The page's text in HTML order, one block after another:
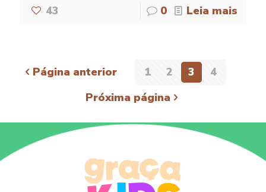
43 0 Leia mais
Página anterior 1 2 3
4
Próxima página